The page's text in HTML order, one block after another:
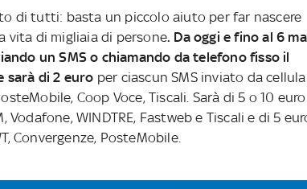
di tutti: basta un piccolo aiuto per far nascere
vita di migliaia di persone. Da oggi e fino al 6
un SMS o chiamando da telefono fisso il
sarà di 2 euro per ciascun SMS inviato da
Coop Voce, Tiscali. Sarà di 5 o 10 euro
WINDTRE, Fastweb e Tiscali e di 5
Convergenze, PosteMobile.